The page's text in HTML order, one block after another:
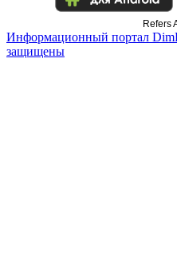
Refers
Информационный портал
защищены